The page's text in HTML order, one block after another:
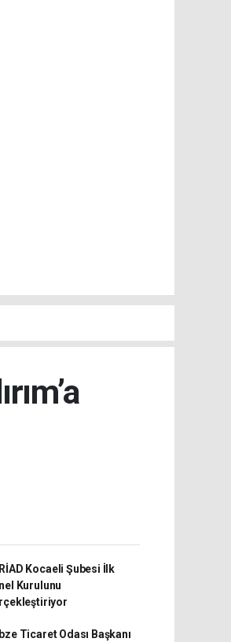
Kocaeli Şubesi İlk
Kurulunu
Ticaret Odası Başkanı